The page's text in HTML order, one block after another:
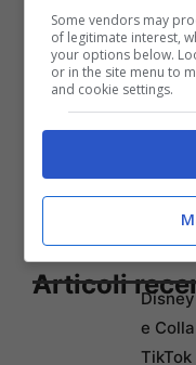
Articoli
e
Some vendors may
of legitimate interest,
your options below.
or in the site menu to
and cookie settings.